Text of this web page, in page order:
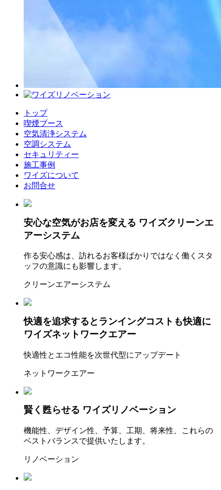
トップ
喫煙ブース
空気清浄システム
空調システム
セキュリティー
施工事例
ワイズについて
お問合せ
安心な空気がお店を変える ワイズクリーンエ
アーシステム
作る安心感は、訪れるお客様ばかりではなく働くスタ
ッフの意識にも影響します。
クリーンエアーシステム
快適を追求するとランイングコストも快適に
ワイズネットワークエアー
快適性とエコ性能を次世代型にアップデート
ネットワークエアー
賢く甦らせる ワイズリノベーション
機能性、デザイン性、予算、工期、将来性、これらの
ベストバランスで提供いたします。
リノベーション